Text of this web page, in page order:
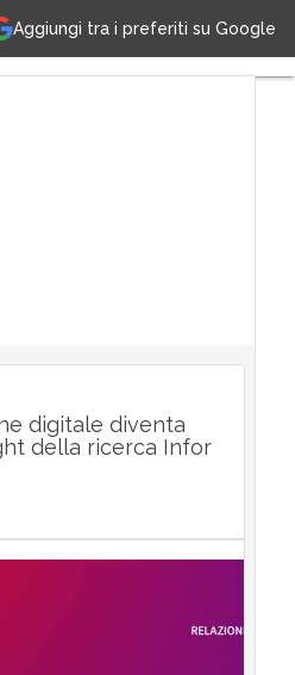
Aggiungi tra i preferiti su Google
e IaaS. Significato e
digitale diventa
della ricerca Infor